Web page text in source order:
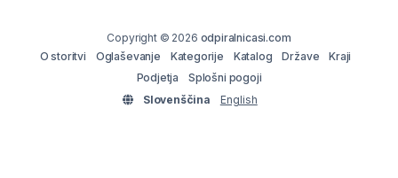
Copyright © 2026 odpiralnicasi.com
O storitvi
Oglaševanje Kategorije Katalog Države
Kraji
Podjetja
Splošni pogoji
Slovenščina
English